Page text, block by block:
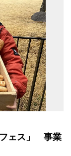
フェス」 事業